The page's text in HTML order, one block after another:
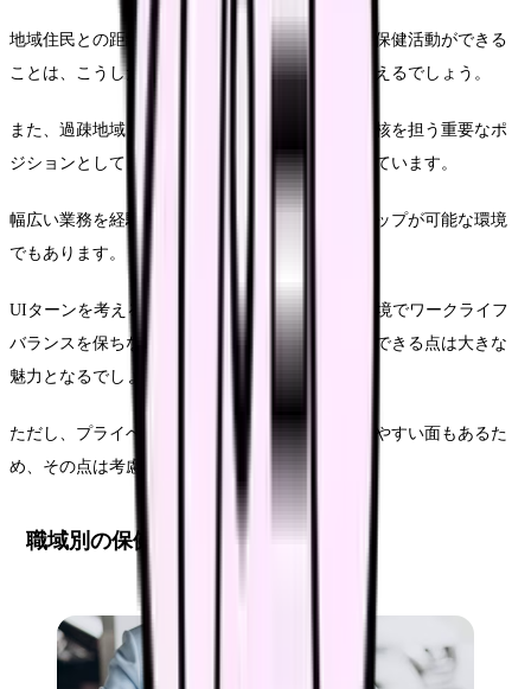
地域住民との距離が近く、顔の見える関係の中で保健活動ができる
ことは、こうした地域で働く保健師の醍醐味といえるでしょう。
また、過疎地域・島しょ部では地域包括ケアの中核を担う重要なポ
ジションとして、保健師の専門性が高く評価されています。
幅広い業務を経験できるため、総合的なスキルアップが可能な環境
でもあります。
UIターンを考える保健師にとって、自然豊かな環境でワークライフ
バランスを保ちながら、地域密着型の保健活動ができる点は大きな
魅力となるでしょう。
ただし、プライベートと仕事の境界が曖昧になりやすい面もあるた
め、その点は考慮が必要です。
職域別の保健師求人と特徴